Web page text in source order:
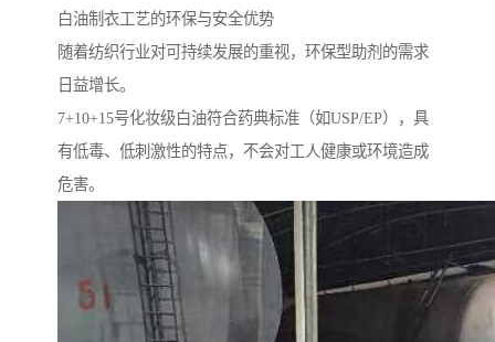
白油制衣工艺的环保与安全优势
随着纺织行业对可持续发展的重视，环保型助剂的需求
日益增长。
7+10+15号化妆级白油符合药典标准（如USP/EP），具
有低毒、低刺激性的特点，不会对工人健康或环境造成
危害。